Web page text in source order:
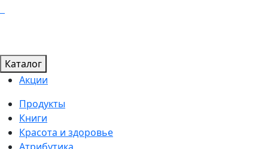
Каталог
Акции
Продукты
Книги
Красота и здоровье